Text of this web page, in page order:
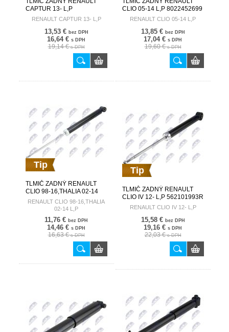
CAPTUR 13- L,P
562105955R A-RE-039
RENAULT CAPTUR 13- L,P
13,53 € bez DPH
16,64 € s DPH
19,14 €s DPH
CLIO 05-14 L,P 8022452699
A-RE-024
RENAULT CLIO 05-14 L,P
13,85 € bez DPH
17,04 € s DPH
19,60 €s DPH
Tip
TLMIČ ZADNÝ RENAULT
CLIO 98-16,THALIA 02-14
L,P 8200299824 A-RE-009
RENAULT CLIO 98-16,THALIA
02-14 L,P
11,76 € bez DPH
14,46 € s DPH
16,63 €s DPH
Tip
TLMIČ ZADNÝ RENAULT
CLIO IV 12- L,P 562101993R
A-RE-026
RENAULT CLIO IV 12- L,P
15,58 € bez DPH
19,16 € s DPH
22,03 €s DPH